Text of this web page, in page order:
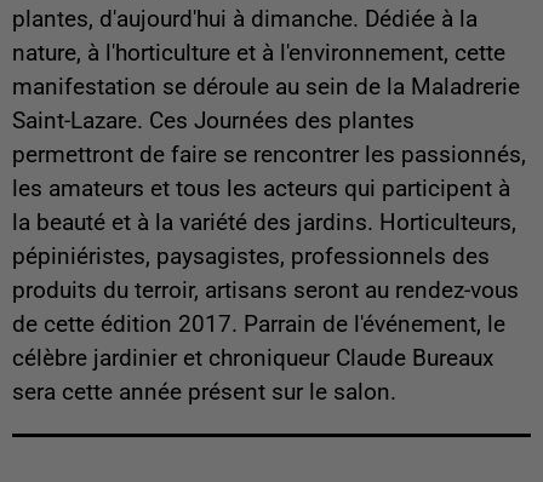
plantes, d'aujourd'hui à dimanche. Dédiée à la
nature, à l'horticulture et à l'environnement, cette
manifestation se déroule au sein de la Maladrerie
Saint-Lazare. Ces Journées des plantes
permettront de faire se rencontrer les passionnés,
les amateurs et tous les acteurs qui participent à
la beauté et à la variété des jardins. Horticulteurs,
pépiniéristes, paysagistes, professionnels des
produits du terroir, artisans seront au rendez-vous
de cette édition 2017. Parrain de l'événement, le
célèbre jardinier et chroniqueur Claude Bureaux
sera cette année présent sur le salon.